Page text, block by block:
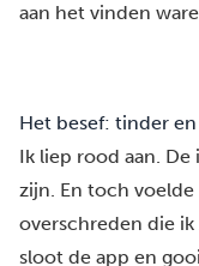
aan het vinden
Het besef: tinder
Ik liep rood aan.
zijn. En toch voelde
overschreden die
sloot de app en